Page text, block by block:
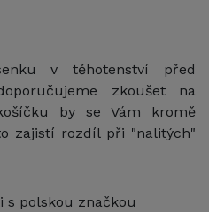
v těhotenství před
zkoušet na
by se Vám kromě
zajistí rozdíl při "nalitých"
s polskou značkou